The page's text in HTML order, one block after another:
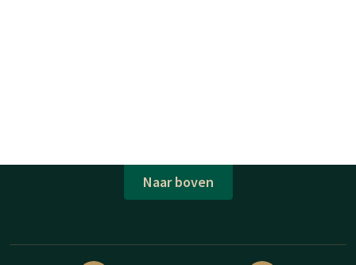
Naar boven